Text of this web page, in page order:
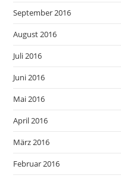
September 2016
August 2016
Juli 2016
Juni 2016
Mai 2016
April 2016
März 2016
Februar 2016